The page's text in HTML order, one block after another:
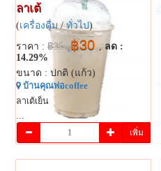
ลาเต้
(เครื่องดื่ม/ทั่วไป)
ราคา : ฿35 ฿30,ลด :
14.29%
ขนาด : ปกติ (แก้ว)
บ้านคุณพ่อ​coffee
ลาเต้เย็น
...
เพิ่ม